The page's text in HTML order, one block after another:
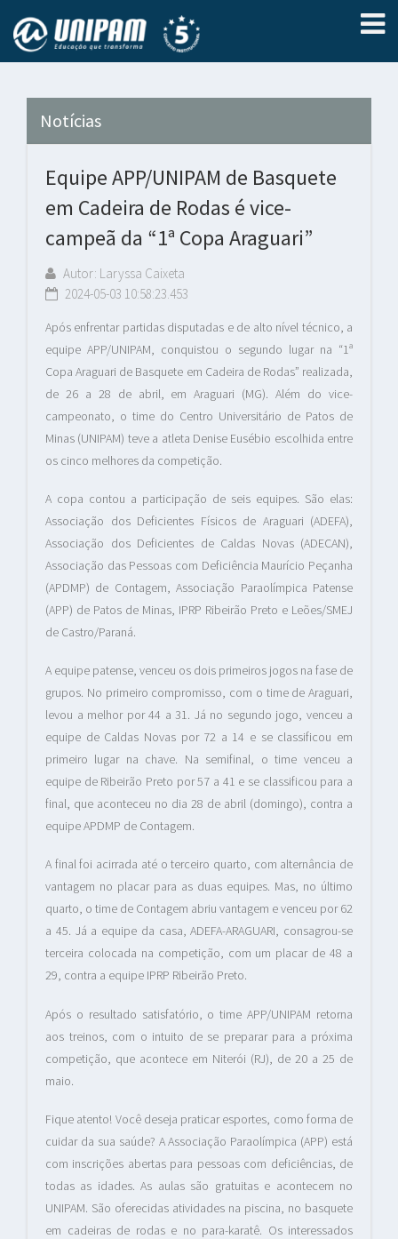
Notícias
Equipe APP/UNIPAM de Basquete
em Cadeira de Rodas é vice-
campeã da “1ª Copa Araguari”
Autor: Laryssa Caixeta
2024-05-03 10:58:23.453
Após enfrentar partidas disputadas e de alto nível técnico, a
equipe APP/UNIPAM, conquistou o segundo lugar na “1ª
Copa Araguari de Basquete em Cadeira de Rodas” realizada,
de 26 a 28 de abril, em Araguari (MG). Além do vice-
campeonato, o time do Centro Universitário de Patos de
Minas (UNIPAM) teve a atleta Denise Eusébio escolhida entre
os cinco melhores da competição.
A copa contou a participação de seis equipes. São elas:
Associação dos Deficientes Físicos de Araguari (ADEFA),
Associação dos Deficientes de Caldas Novas (ADECAN),
Associação das Pessoas com Deficiência Maurício Peçanha
(APDMP) de Contagem, Associação Paraolímpica Patense
(APP) de Patos de Minas, IPRP Ribeirão Preto e Leões/SMEJ
de Castro/Paraná.
A equipe patense, venceu os dois primeiros jogos na fase de
grupos. No primeiro compromisso, com o time de Araguari,
levou a melhor por 44 a 31. Já no segundo jogo, venceu a
equipe de Caldas Novas por 72 a 14 e se classificou em
primeiro lugar na chave. Na semifinal, o time venceu a
equipe de Ribeirão Preto por 57 a 41 e se classificou para a
final, que aconteceu no dia 28 de abril (domingo), contra a
equipe APDMP de Contagem.
A final foi acirrada até o terceiro quarto, com alternância de
vantagem no placar para as duas equipes. Mas, no último
quarto, o time de Contagem abriu vantagem e venceu por 62
a 45. Já a equipe da casa, ADEFA-ARAGUARI, consagrou-se
terceira colocada na competição, com um placar de 48 a
29, contra a equipe IPRP Ribeirão Preto.
Após o resultado satisfatório, o time APP/UNIPAM retorna
aos treinos, com o intuito de se preparar para a próxima
competição, que acontece em Niterói (RJ), de 20 a 25 de
maio.
Fique atento! Você deseja praticar esportes, como forma de
cuidar da sua saúde? A Associação Paraolímpica (APP) está
com inscrições abertas para pessoas com deficiências, de
todas as idades. As aulas são gratuitas e acontecem no
UNIPAM. São oferecidas atividades na piscina, no basquete
em cadeiras de rodas e no para-karatê. Os interessados